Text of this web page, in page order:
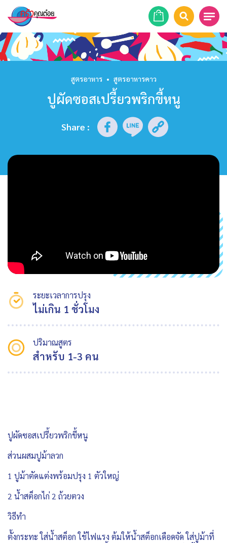
หน้าแรก
ร้านอาหาร
รายการย้อนหลัง
สูตรอาหาร • สูตรอาหารคาว
ปูผัดซอสเปรี้ยวพริกขี้หนู
Share :
ระยะเวลาการปรุง
ไม่เกิน 1 ชั่วโมง
ปริมาณสูตร
สำหรับ 1-3 คน
ปูผัดซอสเปรี้ยวพริกขี้หนู
ส่วนผสมปูม้าลวก
1 ปูม้าตัดแต่งพร้อมปรุง 1 ตัวใหญ่
2 น้ำสต็อกไก่ 2 ถ้วยตวง
วิธีทำ
ตั้งกระทะ ใส่น้ำสต็อก ใช้ไฟแรง ต้มให้น้ำสต็อกเดือดจัด ใส่ปูม้าที่